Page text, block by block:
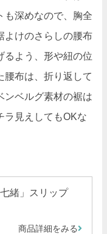
も深めなので、胸全
よけのさらしの腰布
るよう、形や紐の位
腰布は、折り返して
ンベルグ素材の裾は
ラ見えしてもOKな
緒」スリップ
商品詳細をみる